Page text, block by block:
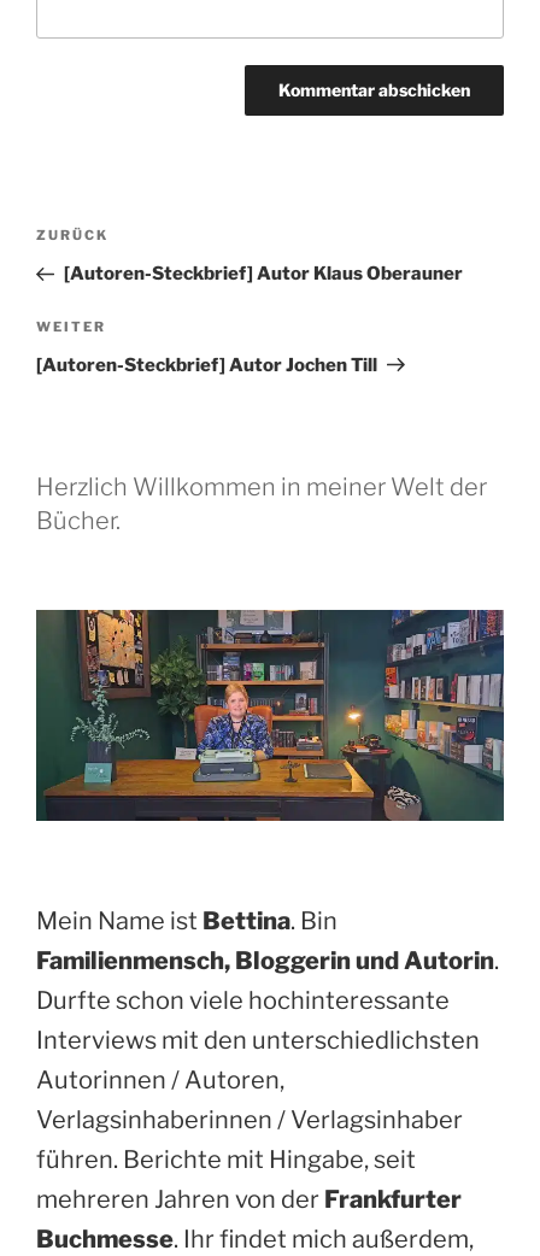
Beitragsnavigation
Vorheriger
Beitrag
ZURÜCK
[Autoren-Steckbrief] Autor Klaus Oberauner
Nächster
Beitrag
WEITER
[Autoren-Steckbrief] Autor Jochen Till
Herzlich Willkommen in meiner Welt der
Bücher.
Mein Name ist Bettina. Bin
Familienmensch, Bloggerin und Autorin.
Durfte schon viele hochinteressante
Interviews mit den unterschiedlichsten
Autorinnen / Autoren,
Verlagsinhaberinnen / Verlagsinhaber
führen. Berichte mit Hingabe, seit
mehreren Jahren von der Frankfurter
Buchmesse. Ihr findet mich außerdem,